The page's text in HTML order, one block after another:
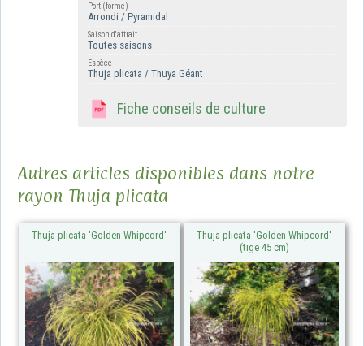
Port (forme)
Arrondi / Pyramidal
Saison d'attrait
Toutes saisons
Espèce
Thuja plicata / Thuya Géant
Fiche conseils de culture
Autres articles disponibles dans notre
rayon Thuja plicata
Thuja plicata 'Golden Whipcord'
Thuja plicata 'Golden Whipcord'
(tige 45 cm)